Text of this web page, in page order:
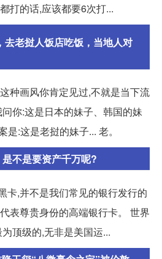
打的话,应该都要6次打...
去老挝人饭店吃饭，当地人对
种画风你肯定见过,不就是当下流
你:这是日本的妹子、韩国的妹
:这是老挝的妹子... 老。
不是要资产千万呢?
卡,并不是我们常见的银行发行的
表尊贵身份的高端银行卡。 世界
顶级的,无非是美国运...